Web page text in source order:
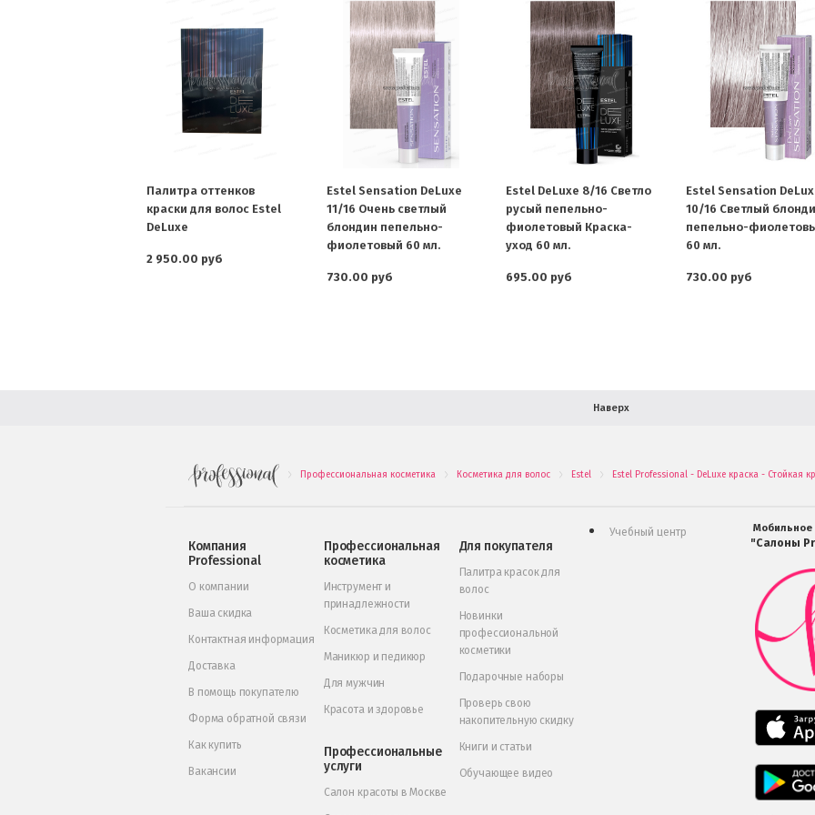
Палитра оттенков
краски для волос Estel
DeLuxe
2 950.00 руб
Estel Sensation DeLuxe
11/16 Очень светлый
блондин пепельно-
фиолетовый 60 мл.
730.00 руб
Estel DeLuxe 8/16 Светло
русый пепельно-
фиолетовый Краска-
уход 60 мл.
695.00 руб
Estel Sensation
10/16 Светлый
пепельно-
60 мл.
730.00 руб
Наверх
Профессиональная косметика Косметика для волос Estel Estel Professional - DeLuxe краска - Стойкая
Компания
Professional
О компании
Ваша скидка
Контактная информация
Доставка
В помощь покупателю
Форма обратной связи
Как купить
Вакансии
Профессиональная
косметика
Инструмент и
принадлежности
Косметика для волос
Маникюр и педикюр
Для мужчин
Красота и здоровье
Профессиональные
услуги
Салон красоты в Москве
Для покупателя
Палитра красок для
волос
Новинки
профессиональной
косметики
Подарочные наборы
Проверь свою
накопительную скидку
Книги и статьи
Обучающее видео
Учебный центр Мобильное
"Салоны